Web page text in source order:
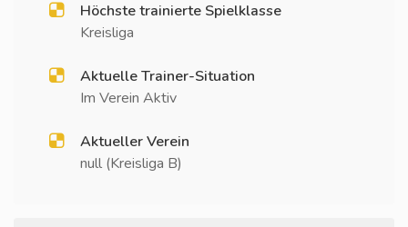
Höchste trainierte Spielklasse
Kreisliga
Aktuelle Trainer-Situation
Im Verein Aktiv
Aktueller Verein
null (Kreisliga B)